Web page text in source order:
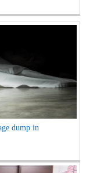
dump in